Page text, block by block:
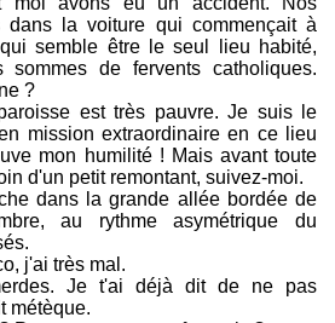
dans la voiture qui commençait à
semble être le seul lieu habité,
de fervents catholiques.
?
est très pauvre. Je suis le
mission extraordinaire en ce lieu
mon humilité ! Mais avant toute
d'un petit remontant, suivez-moi.
dans la grande allée bordée de
au rythme asymétrique du
j'ai très mal.
Je t'ai déjà dit de ne pas
métèque.